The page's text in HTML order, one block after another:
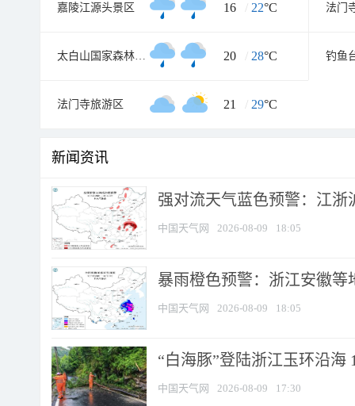
嘉陵江源头景区 16 / 22°C 法门
太白山国家森林公园 20 / 28°C 钓鱼
法门寺旅游区 21 / 29°C
新闻资讯
强对流天气蓝色预警：江浙
中国天气网 2026-08-09 18:05
暴雨橙色预警：浙江安徽等
中国天气网 2026-08-09 18:05
“白海豚”登陆浙江玉环沿海
中国天气网 2026-08-09 17:30